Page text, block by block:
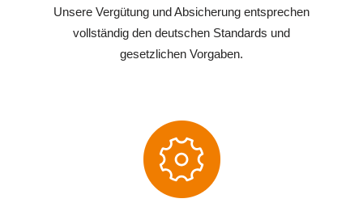
Unsere Vergütung und Absicherung entsprechen
vollständig den deutschen Standards und
gesetzlichen Vorgaben.